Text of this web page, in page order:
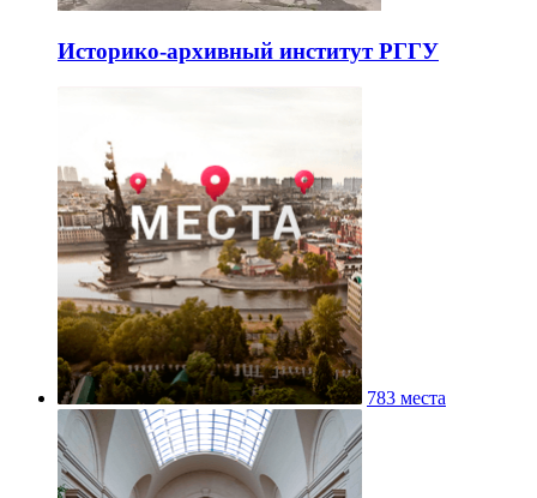
Историко-архивный институт РГГУ
783 места